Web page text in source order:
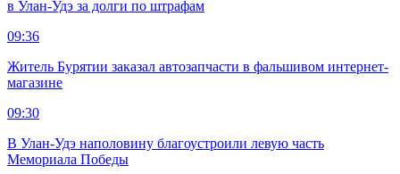
в Улан-Удэ за долги по штрафам
09:36
Житель Бурятии заказал автозапчасти в фальшивом интернет-
магазине
09:30
В Улан-Удэ наполовину благоустроили левую часть
Мемориала Победы